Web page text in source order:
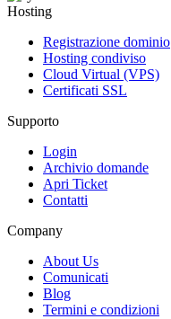
Hosting
Registrazione dominio
Hosting condiviso
Cloud Virtual (VPS)
Certificati SSL
Supporto
Login
Archivio domande
Apri Ticket
Contatti
Company
About Us
Comunicati
Blog
Termini e condizioni